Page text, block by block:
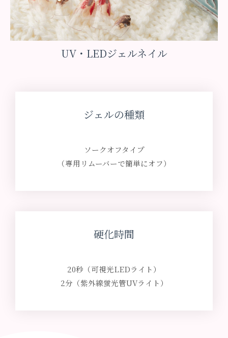
UV・LEDジェルネイル
ジェルの種類
ソークオフタイプ
（専用リムーバーで簡単にオフ）
硬化時間
20秒（可視光LEDライト）
2分（紫外線蛍光管UVライト）